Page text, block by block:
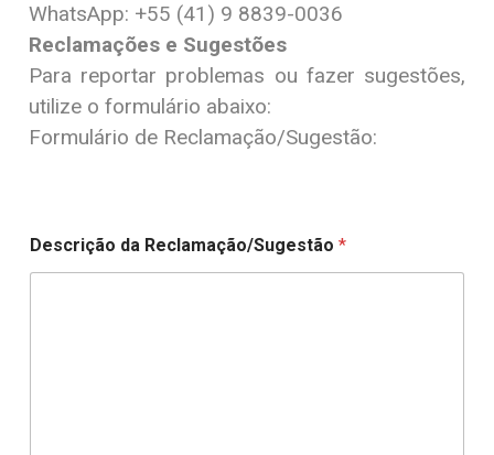
WhatsApp: +55 (41) 9 8839-0036
Reclamações e Sugestões
Para reportar problemas ou fazer sugestões,
utilize o formulário abaixo:
Formulário de Reclamação/Sugestão:
Descrição da Reclamação/Sugestão *